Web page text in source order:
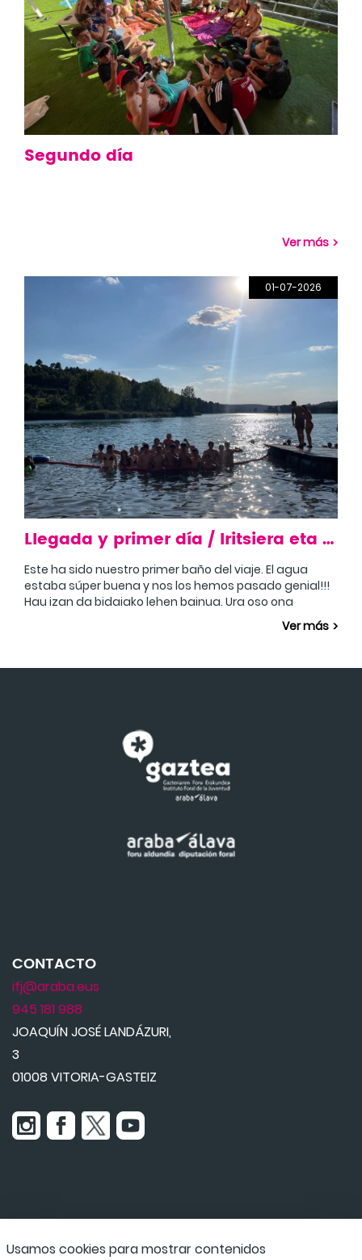
Segundo día
Ver más
01-07-2026
Llegada y primer día / Iritsiera eta lehen eguna
Este ha sido nuestro primer baño del viaje. El agua
estaba súper buena y nos los hemos pasado genial!!!
Hau izan da bidaiako lehen bainua. Ura oso ona
Ver más
CONTACTO
ifj@araba.eus
945 181 988
JOAQUÍN JOSÉ LANDÁZURI,
3
01008 VITORIA-GASTEIZ
Usamos cookies para mostrar contenidos